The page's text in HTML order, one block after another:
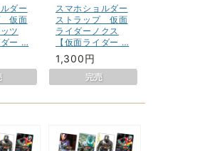
ダー
仮面
ツ
ダー …
スマホショルダー
ストラップ 仮面
ライダーノクス
【仮面ライダー …
1,300円